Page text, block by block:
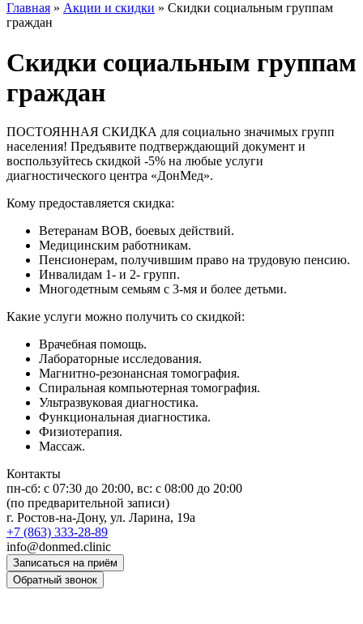
Главная » Акции и скидки » Скидки социальным группам
граждан
Скидки социальным группам
граждан
ПОСТОЯННАЯ СКИДКА для социально значимых групп
населения! Предъявите подтверждающий документ и
воспользуйтесь скидкой -5% на любые услуги
диагностического центра «ДонМед».
Кому предоставляется скидка:
Ветеранам ВОВ, боевых действий.
Медицинским работникам.
Пенсионерам, получившим право на трудовую пенсию.
Инвалидам 1- и 2- групп.
Многодетным семьям с 3-мя и более детьми.
Какие услуги можно получить со скидкой:
Врачебная помощь.
Лабораторные исследования.
Магнитно-резонансная томография.
Спиральная компьютерная томография.
Ультразвуковая диагностика.
Функциональная диагностика.
Физиотерапия.
Массаж.
Контакты
пн-сб: c 07:30 до 20:00, вс: с 08:00 до 20:00
(по предварительной записи)
г. Ростов-на-Дону, ул. Ларина, 19а
+7 (863) 333-28-89
info@donmed.clinic
Записаться на приём
Обратный звонок